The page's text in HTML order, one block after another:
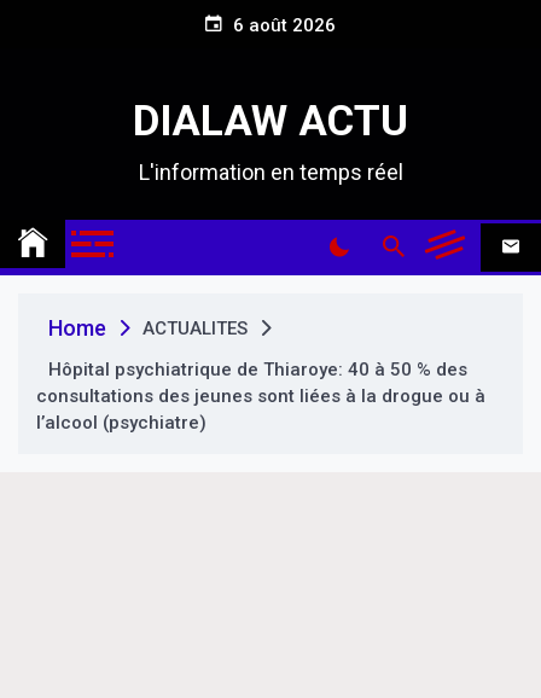
e
6 août 2026
DIALAW ACTU
L'information en temps réel
Home
ACTUALITES
Hôpital psychiatrique de Thiaroye: 40 à 50 % des
consultations des jeunes sont liées à la drogue ou à
l’alcool (psychiatre)